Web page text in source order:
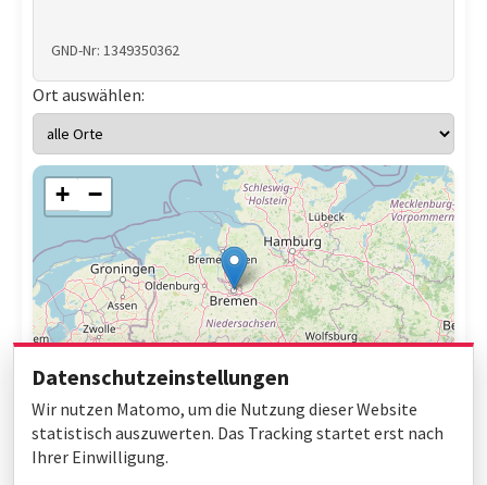
GND-Nr: 1349350362
Ort auswählen:
+ −
Datenschutzeinstellungen
Wir nutzen Matomo, um die Nutzung dieser Website
statistisch auszuwerten. Das Tracking startet erst nach
Ihrer Einwilligung.